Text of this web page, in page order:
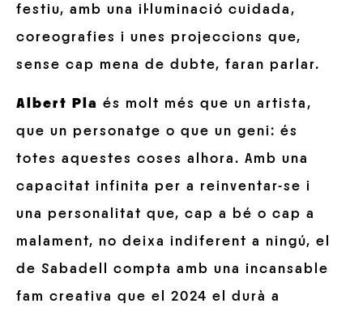
festiu, amb una il·luminació cuidada,
coreografies i unes projeccions que,
sense cap mena de dubte, faran parlar.
Albert Pla és molt més que un artista,
que un personatge o que un geni: és
totes aquestes coses alhora. Amb una
capacitat infinita per a reinventar-se i
una personalitat que, cap a bé o cap a
malament, no deixa indiferent a ningú, el
de Sabadell compta amb una incansable
fam creativa que el 2024 el durà a